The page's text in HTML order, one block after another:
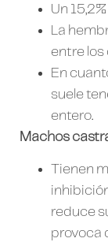
Un
La
entre
En
suele
entero.
Machos
Tienen
reduce
provoca